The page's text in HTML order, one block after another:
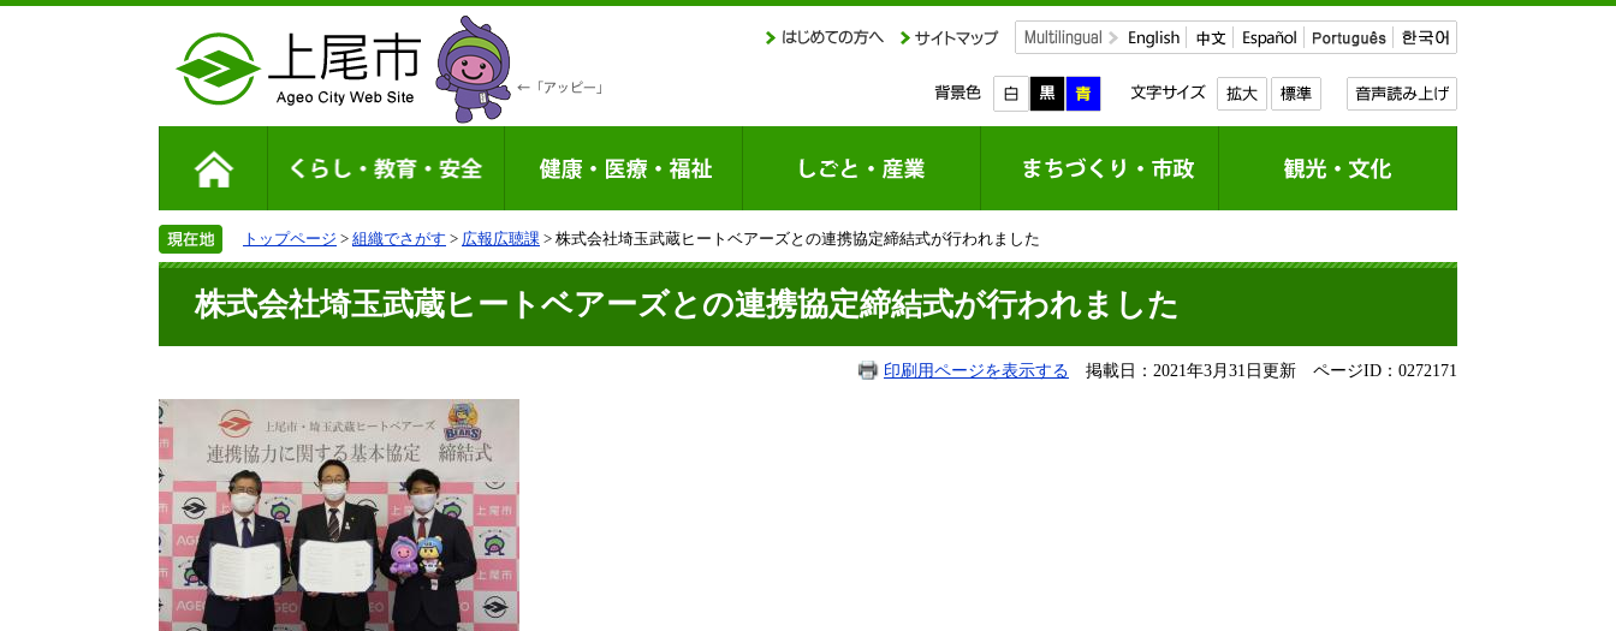
トップページ > 組織でさがす > 広報広聴課 > 株式会社埼玉武蔵ヒートベアーズとの連携協定締結式が行われました
株式会社埼玉武蔵ヒートベアーズとの連携協定締結式が行われました
印刷用ページを表示する 掲載日：2021年3月31日更新 ページID：0272171